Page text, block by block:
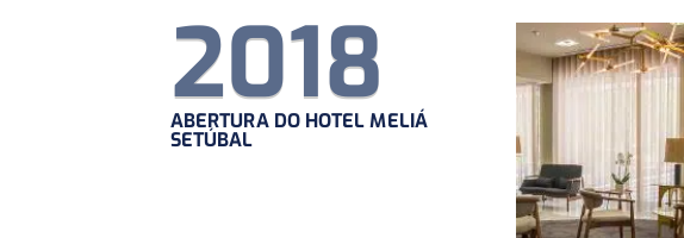
2018
ABERTURA DO HOTEL MELIÁ
SETÚBAL